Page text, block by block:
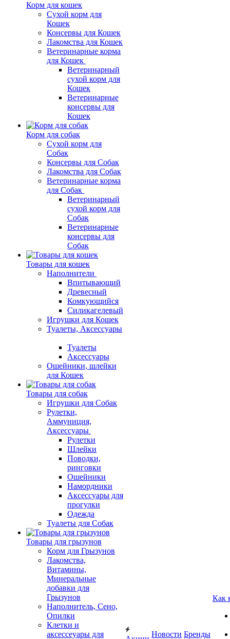
Корм для кошек
Сухой корм для
Кошек
Консервы для Кошек
Лакомства для Кошек
Ветеринарные корма
для Кошек
Ветеринарный
сухой корм для
Кошек
Ветеринарные
консервы для
Кошек
Корм для собак
Сухой корм для
Собак
Консервы для Собак
Лакомства для Собак
Ветеринарные корма
для Собак
Ветеринарный
сухой корм для
Собак
Ветеринарные
консервы для
Собак
Товары для кошек
Наполнители
Впитывающий
Древесный
Комкующийся
Силикагелевый
Игрушки для Кошек
Туалеты, Аксессуары
Туалеты
Аксессуары
Ошейники, шлейки
для Кошек
Товары для собак
Игрушки для Собак
Рулетки,
Аммуниция,
Аксессуары
Рулетки
Шлейки
Поводки,
ринговки
Ошейники
Намордники
Аксессуары для
прогулки
Одежда
Туалеты для Собак
Товары для грызунов
Корм для Грызунов
Лакомства,
Витамины,
Минеральные
добавки для
Грызунов
Наполнитель, Сено,
Опилки
Клетки и
аксессеуары для
Новости Бренды
Как